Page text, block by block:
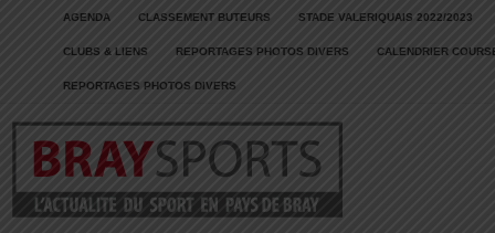
AGENDA CLASSEMENT BUTEURS STADE VALERIQUAIS 2022/2023
CLUBS & LIENS REPORTAGES PHOTOS DIVERS CALENDRIER
REPORTAGES PHOTOS DIVERS